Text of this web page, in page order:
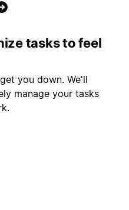
tasks to feel
you down. We'll
manage your tasks